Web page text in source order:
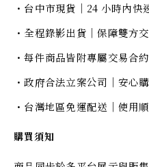
・台中市現貨｜24 小時內快
・全程錄影出貨｜保障雙方
・每件商品皆附專屬交易合
・政府合法立案公司｜安心
・台灣地區免運配送｜使用
購買須知